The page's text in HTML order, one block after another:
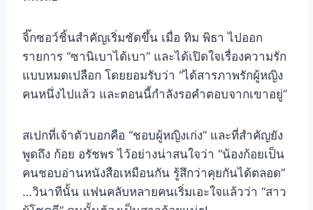
จิ๊กซอว์ชิ้นสำคัญเริ่มชัดขึ้น เมื่อ ทิม พิธา ไปออก
รายการ “ซานิเบาได้เบา” และได้เปิดใจเรื่องความรัก
แบบหมดเปลือก โดยยอมรับว่า “ได้สารภาพรักผู้หญิง
คนหนึ่งไปแล้ว และตอนนี้กำลังรอคำตอบจากเขาอยู่”
สเปกที่เจ้าตัวบอกคือ “ชอบผู้หญิงเก่ง” และที่สำคัญยัง
พูดถึง ก้อย อรัชพร ไว้อย่างน่าสนใจว่า “น้องก้อยเป็น
คนชอบอ่านหนังสือเหมือนกัน รู้สึกว่าคุยกันได้ตลอด”
…วินาทีนั้น แฟนคลับหลายคนเริ่มเอะใจแล้วว่า “สาว